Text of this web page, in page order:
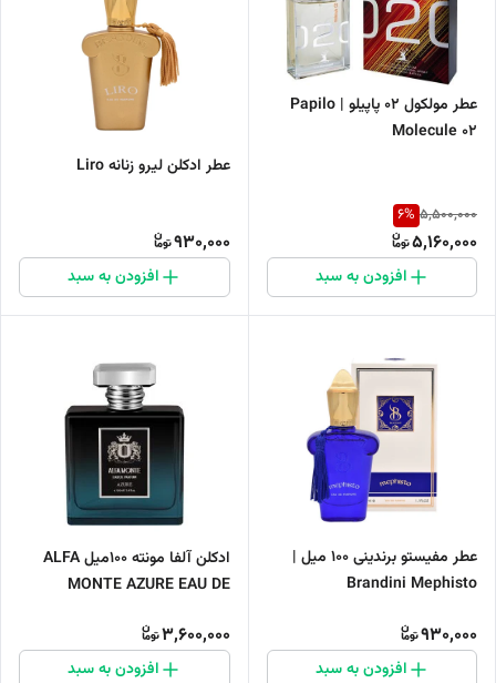
عطر مولکول 02 پاپیلو | Papilo
Molecule 02
5,500,000
6%
5,160,000
افزودن به سبد
عطر ادکلن لیرو زنانه Liro
930,000
افزودن به سبد
عطر مفیستو برندینی 100 میل |
Brandini Mephisto
930,000
افزودن به سبد
ادکلن آلفا مونته 100میل ALFA
MONTE AZURE EAU DE
3,600,000
افزودن به سبد